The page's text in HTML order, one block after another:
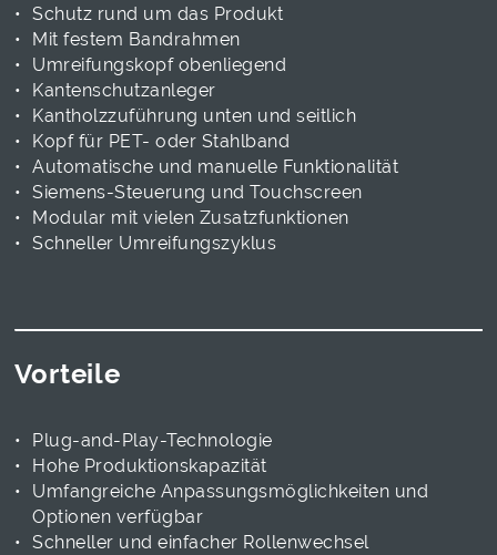
Schutz rund um das Produkt
Mit festem Bandrahmen
Umreifungskopf obenliegend
Kantenschutzanleger
Kantholzzuführung unten und seitlich
Kopf für PET- oder Stahlband
Automatische und manuelle Funktionalität
Siemens-Steuerung und Touchscreen
Modular mit vielen Zusatzfunktionen
Schneller Umreifungszyklus
Vorteile
Plug-and-Play-Technologie
Hohe Produktionskapazität
Umfangreiche Anpassungsmöglichkeiten und
Optionen verfügbar
Schneller und einfacher Rollenwechsel